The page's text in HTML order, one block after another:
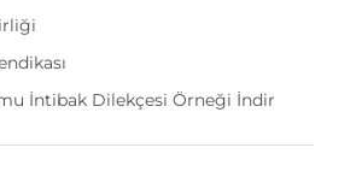
İntibak Dilekçesi Örneği İndir